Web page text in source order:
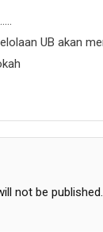
UB akan
not be published.